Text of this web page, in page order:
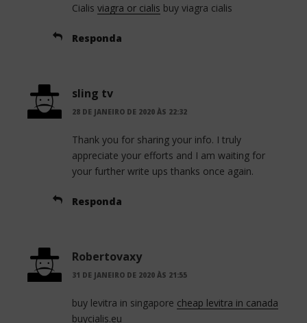
Cialis viagra or cialis buy viagra cialis
Responda
sling tv
28 DE JANEIRO DE 2020 ÀS 22:32
Thank you for sharing your info. I truly
appreciate your efforts and I am waiting for
your further write ups thanks once again.
Responda
Robertovaxy
31 DE JANEIRO DE 2020 ÀS 21:55
buy levitra in singapore cheap levitra in canada
buycialis.eu